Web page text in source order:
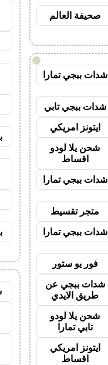
صحيفة العالم
!
شدات ببجي تمارا
شدات ببجي تابي
ايتونز امريكي
شحن يلا لودو
اقساط
شدات ببجي تمارا
متجر تقسيط
شدات ببجي تمارا
فور يو ستور
شدات ببجي عن
طريق الايدي
شحن يلا لودو
تابي تمارا
ايتونز امريكي
اقساط